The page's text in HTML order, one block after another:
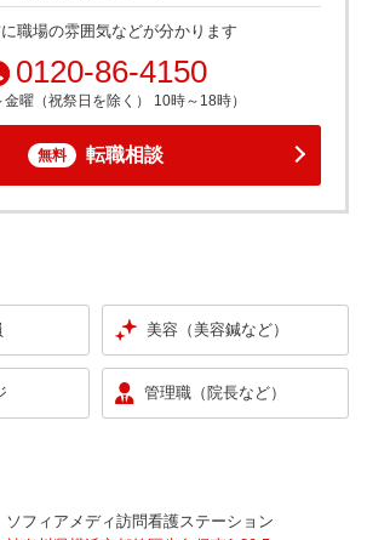
に職場の雰囲気などが分かります
0120-86-4150
金曜（祝祭日を除く） 10時～18時）
無料 転職相談
美容（美容鍼など）
管理職（院長など）
ソフィアメディ訪問看護ステーション